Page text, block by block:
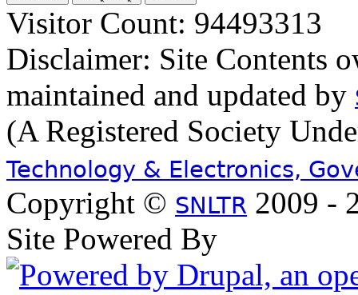
Visitor Count: 94493313
Disclaimer: Site Contents
maintained and updated by
(A Registered Society
Technology & Electronics,
Copyright © SNLTR 2009 -
Site Powered By